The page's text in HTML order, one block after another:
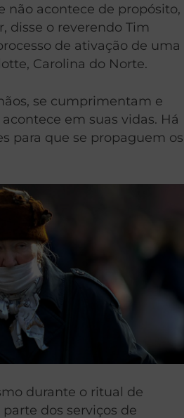
não acontece de propósito,
disse o reverendo Tim
de ativação de uma
Carolina do Norte.
se cumprimentam e
em suas vidas. Há
para que se propaguem os
durante o ritual de
dos serviços de